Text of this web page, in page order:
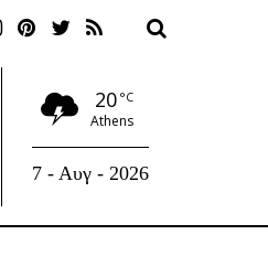
20 °C
Athens
7 - Αυγ - 2026